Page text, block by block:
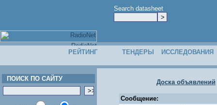
Search datasheet
РЕЙТИНГ ТЕНДЕРЫ ИССЛЕДОВАНИЯ
ПОИСК ПО САЙТУ Доска объявлений
Сообщение: